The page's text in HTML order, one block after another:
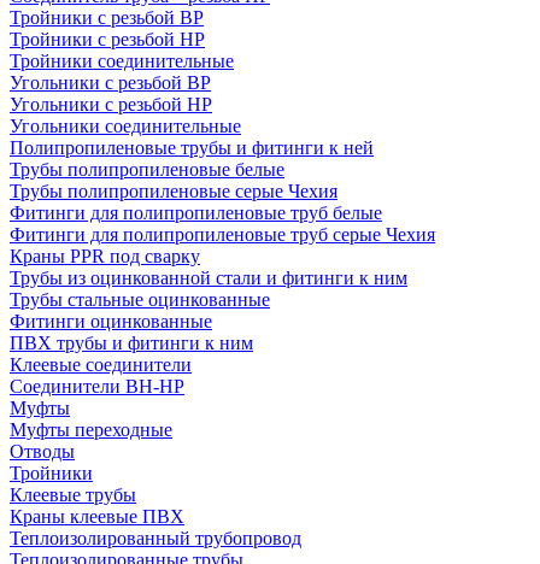
Тройники с резьбой ВР
Тройники с резьбой НР
Тройники соединительные
Угольники с резьбой ВР
Угольники с резьбой НР
Угольники соединительные
Полипропиленовые трубы и фитинги к ней
Трубы полипропиленовые белые
Трубы полипропиленовые серые Чехия
Фитинги для полипропиленовые труб белые
Фитинги для полипропиленовые труб серые Чехия
Краны PPR под сварку
Трубы из оцинкованной стали и фитинги к ним
Трубы стальные оцинкованные
Фитинги оцинкованные
ПВХ трубы и фитинги к ним
Клеевые соединители
Соединители ВН-НР
Муфты
Муфты переходные
Отводы
Тройники
Клеевые трубы
Краны клеевые ПВХ
Теплоизолированный трубопровод
Теплоизолированные трубы